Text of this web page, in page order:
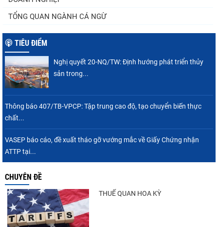
TỔNG QUAN NGÀNH CÁ NGỪ
TIÊU ĐIỂM
Nghị quyết 20-NQ/TW: Định hướng phát triển thủy
sản trong...
Thông báo 407/TB-VPCP: Tập trung cao độ, tạo chuyển biến thực
chất...
VASEP báo cáo, đề xuất tháo gỡ vướng mắc về Giấy Chứng nhận
ATTP tại...
CHUYÊN ĐỀ
THUẾ QUAN HOA KỲ